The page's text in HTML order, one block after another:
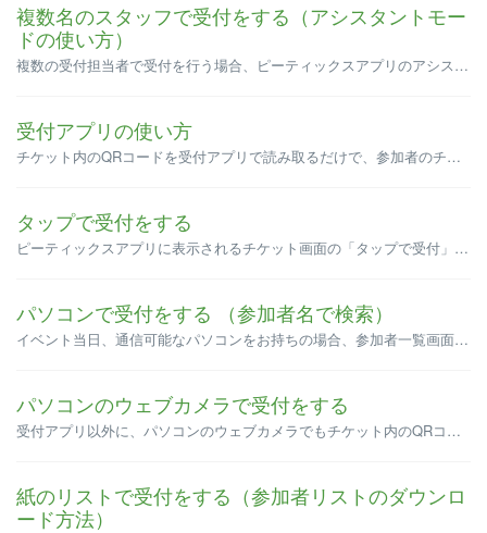
複数名のスタッフで受付をする（アシスタントモー
ドの使い方）
複数の受付担当者で受付を行う場合、ピーティックスアプリのアシスタントモードが便利です。 アシスタントモードを利用すると、複数の端末を使ってチケット内のQRコードを読み取ることができます。 App StoreもしくはGoogle Playから、「Peatix イベントマネージャー」 をダウンロードし、受...
受付アプリの使い方
チケット内のQRコードを受付アプリで読み取るだけで、参加者のチェックイン（受付）ができます。 アプリでの受付方法については、以下のページをご参照ください。 受付アプリ「Peatix イベントマネージャー」で受付をする方法は？（iOS） 受付アプリ「Peatix イベントマネージャー」で受付をする方法は？（An...
タップで受付をする
ピーティックスアプリに表示されるチケット画面の「タップで受付」ボタンをタップすると、入場情報が記録されて受付ができます。受付用の端末を用意する必要はありません。 ※受付をしなかった場合でも、販売代金の受け取りには影響ありません。 注意点 [タップで受付] ボタンは、イベント開始3時間前から押す...
パソコンで受付をする （参加者名で検索）
イベント当日、通信可能なパソコンをお持ちの場合、参加者一覧画面から参加者を検索し、手動で受付（チェックイン）できます。 ※受付をしなかった場合でも、販売代金の受け取りには影響ありません。 1. 受付したいイベントのページを開き、[参加者] をクリックします。 2. [参加者一覧] をクリ...
パソコンのウェブカメラで受付をする
受付アプリ以外に、パソコンのウェブカメラでもチケット内のQRコードを読み取るだけで、参加者のチェックイン（受付）ができます。 ※受付をしなかった場合でも、販売代金の受け取りには影響ありません。 1. イベントページの[参加者] タブをクリックします。 2. [受付方法] をクリックします。 ...
紙のリストで受付をする（参加者リストのダウンロ
ード方法）